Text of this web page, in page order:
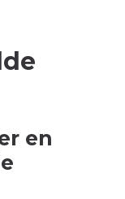
en